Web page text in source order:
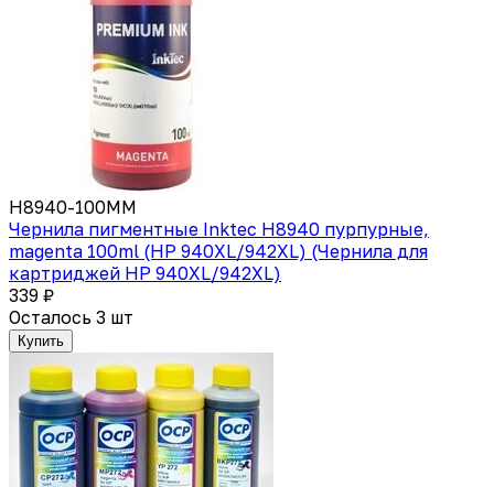
H8940-100MM
Чернила пигментные Inktec H8940 пурпурные,
magenta 100ml (HP 940XL/942XL) (Чернила для
картриджей HP 940XL/942XL)
339 ₽
Осталось 3 шт
Купить